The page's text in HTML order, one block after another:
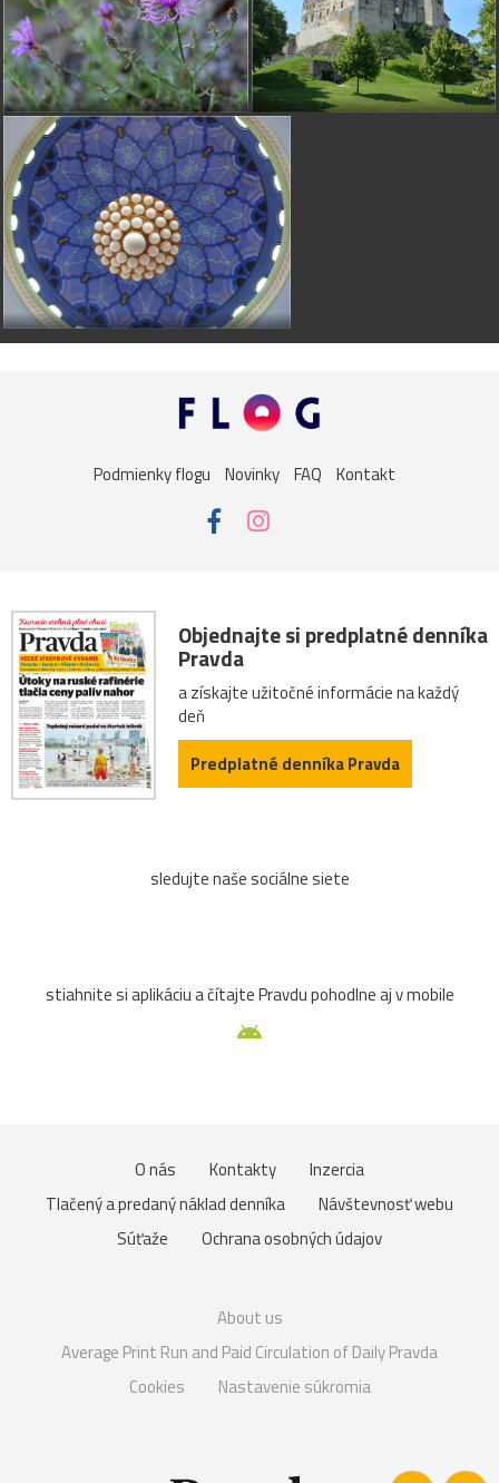
Podmienky flogu Novinky FAQ Kontakt
Objednajte si predplatné denníka
Pravda
a získajte užitočné informácie na každý
deň
Predplatné denníka Pravda
sledujte naše sociálne siete
stiahnite si aplikáciu a čítajte Pravdu pohodlne aj v mobile
O nás Kontakty
Inzercia
Tlačený a predaný náklad denníka
Návštevnosť webu
Súťaže
Ochrana osobných údajov
About us
Average Print Run and Paid Circulation of Daily Pravda
Cookies
Nastavenie súkromia